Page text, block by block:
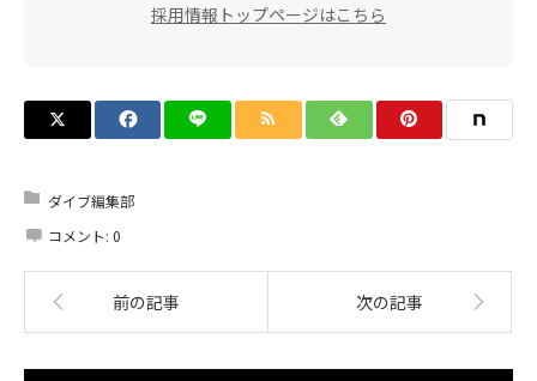
採用情報トップページはこちら
ダイブ編集部
コメント: 0
前の記事 次の記事